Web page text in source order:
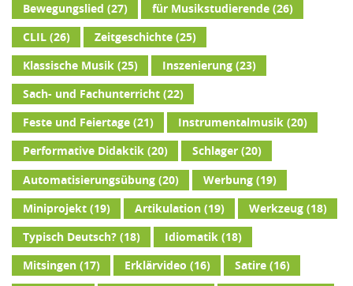
Bewegungslied (27) für Musikstudierende(26)
CLIL(26) Zeitgeschichte(25)
Klassische Musik(25) Inszenierung(23)
Sach- und Fachunterricht(22)
Feste und Feiertage(21) Instrumentalmusik(20)
Performative Didaktik(20) Schlager(20)
Automatisierungsübung(20) Werbung(19)
Miniprojekt(19) Artikulation(19) Werkzeug(18)
Typisch Deutsch?(18) Idiomatik(18)
Mitsingen(17) Erklärvideo (16) Satire(16)